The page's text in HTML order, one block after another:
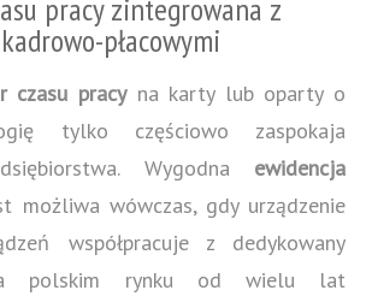
pracy zintegrowana z
płacowymi
czasu pracyna karty lub oparty o
tylko częściowo zaspokaja
Wygodna ewidencja
możliwa wówczas, gdy urządzenie
współpracuje z dedykowany
polskim rynku od wielu lat